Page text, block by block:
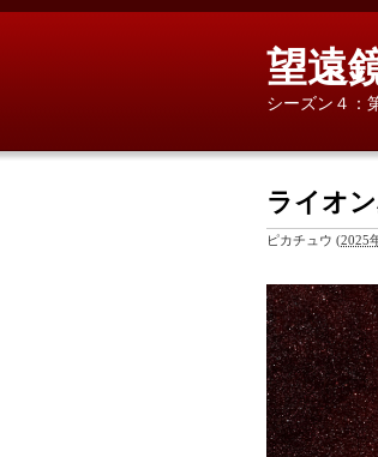
望遠
シーズン４：
ライオ
ピカチュウ (2025